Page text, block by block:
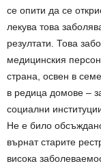
се опити да се
лекува това
резултати. Това
медицинския
страна, освен в
в редица домове –
социални
Не е било
върнат старите
висока